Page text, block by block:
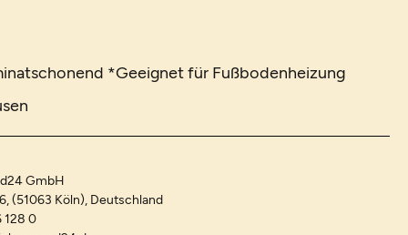
*Geeignet für Fußbodenheizung
GmbH
(51063 Köln), Deutschland
128 0